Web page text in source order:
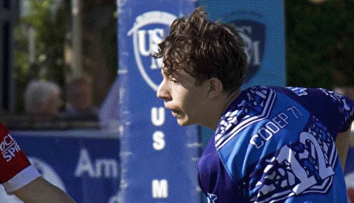
Exporter les lignes sélectionnées
Exporter toutes les colonnes
Exporter uniquement les colonnes affichées
Menu
?>
Images de la page d'accueil
Cliquez pour éditer